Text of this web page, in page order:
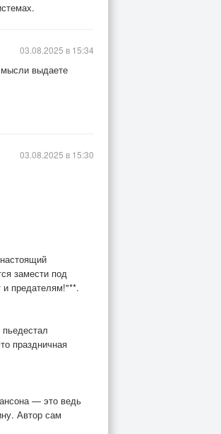
мысли выдаете
03.08.2025 в 15:34
замести под
предателям!"**.
праздничная
— это ведь
Автор сам
03.08.2025 в 15:30